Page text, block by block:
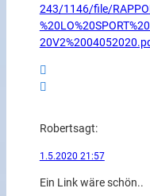
243/1146/file/
Robertsagt:
1.5.2020 21:57
Ein Link wäre schön..